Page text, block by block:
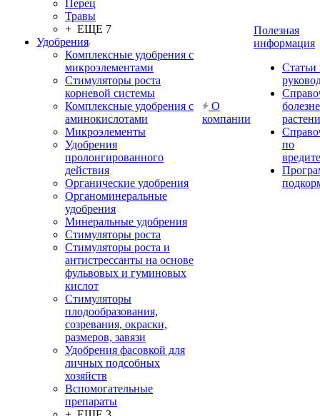
Перец
Травы
+ ЕЩЕ 7
Удобрения
Комплексные удобрения с
микроэлементами
Стимуляторы роста
корневой системы
Комплексные удобрения с
аминокислотами
Микроэлементы
Удобрения
пролонгированного
действия
Органические удобрения
Органоминеральные
удобрения
Минеральные удобрения
Стимуляторы роста
Стимуляторы роста и
антистрессанты на основе
фульвовых и гуминовых
кислот
Стимуляторы
плодообразования,
созревания, окраски,
размеров, завязи
Удобрения фасовкой для
личных подсобных
хозяйств
Вспомогательные
препараты
О
компании
Полезная
информация
Статьи
по